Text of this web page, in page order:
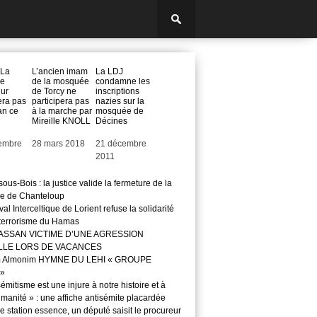
pas
ce
L’ancien imam
de la mosquée
de Torcy ne
participera pas
à la marche par
Mireille KNOLL
Date
28 mars 2018
La LDJ
condamne les
inscriptions
nazies sur la
mosquée de
Décines
Date
21 décembre
2011
Bois : la justice valide la fermeture de la
de Chanteloup
Interceltique de Lorient refuse la solidarité
du Hamas
VICTIME D’UNE AGRESSION
LORS DE VACANCES
Almonim HYMNE DU LEHI « GROUPE
est une injure à notre histoire et à
» : une affiche antisémite placardée
station essence, un député saisit le procureur